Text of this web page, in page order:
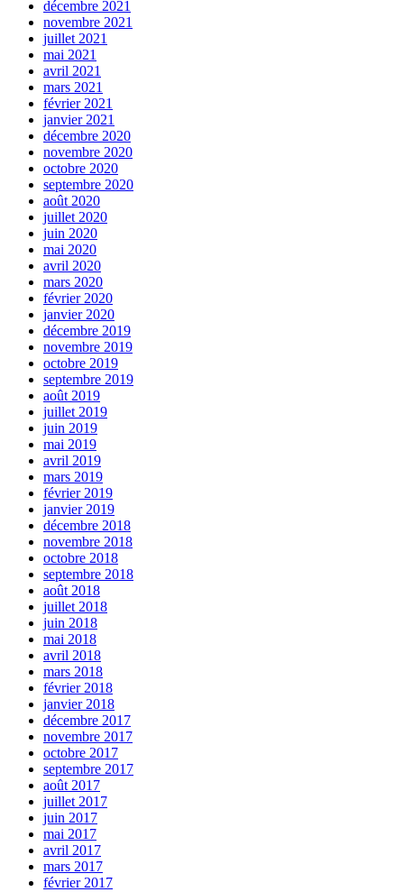
décembre 2021
novembre 2021
juillet 2021
mai 2021
avril 2021
mars 2021
février 2021
janvier 2021
décembre 2020
novembre 2020
octobre 2020
septembre 2020
août 2020
juillet 2020
juin 2020
mai 2020
avril 2020
mars 2020
février 2020
janvier 2020
décembre 2019
novembre 2019
octobre 2019
septembre 2019
août 2019
juillet 2019
juin 2019
mai 2019
avril 2019
mars 2019
février 2019
janvier 2019
décembre 2018
novembre 2018
octobre 2018
septembre 2018
août 2018
juillet 2018
juin 2018
mai 2018
avril 2018
mars 2018
février 2018
janvier 2018
décembre 2017
novembre 2017
octobre 2017
septembre 2017
août 2017
juillet 2017
juin 2017
mai 2017
avril 2017
mars 2017
février 2017